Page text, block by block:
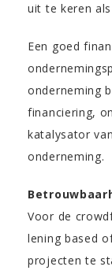
uit te keren
Een goed
onderneming
financiering,
katalysator
onderneming.
Voor de
lening based
projecten te